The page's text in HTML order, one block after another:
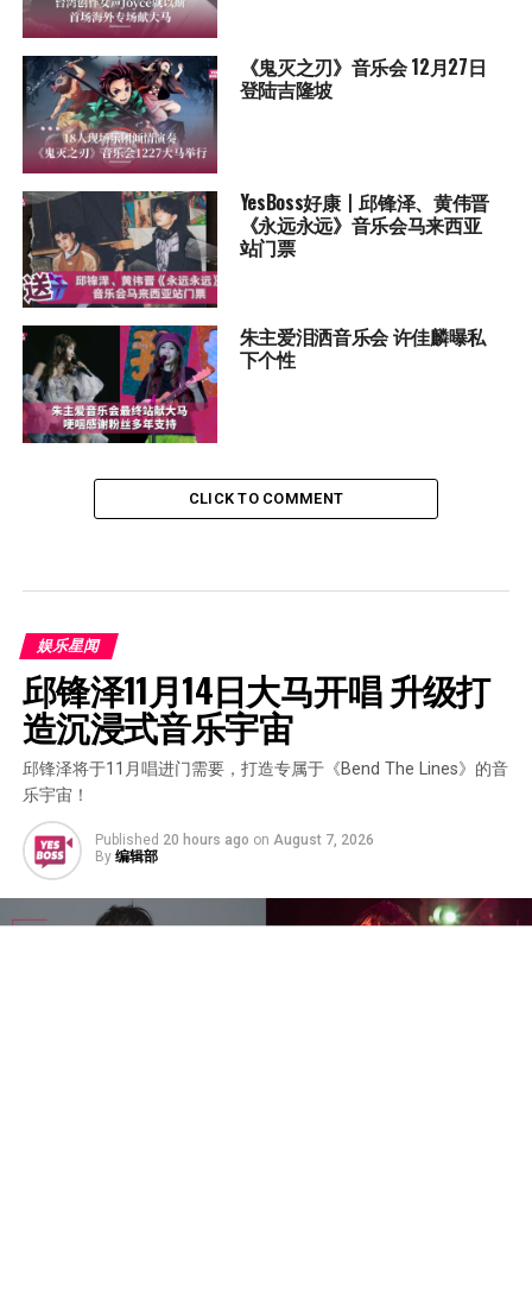
《鬼灭之刃》音乐会 12月27日
登陆吉隆坡
YesBoss好康丨邱锋泽、黄伟晋
《永远永远》音乐会马来西亚
站门票
朱主爱泪洒音乐会 许佳麟曝私
下个性
CLICK TO COMMENT
娱乐星闻
邱锋泽11月14日大马开唱 升级打
造沉浸式音乐宇宙
邱锋泽将于11月唱进门需要，打造专属于《Bend The Lines》的音
乐宇宙！
Published 20 hours ago on August 7, 2026
By 编辑部